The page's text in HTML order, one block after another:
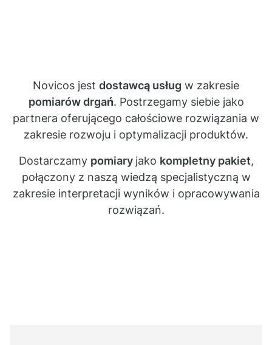
Novicos jest dostawcą usług w zakresie
pomiarów drgań. Postrzegamy siebie jako
partnera oferującego całościowe rozwiązania w
zakresie rozwoju i optymalizacji produktów.
Dostarczamy pomiary jako kompletny pakiet,
połączony z naszą wiedzą specjalistyczną w
zakresie interpretacji wyników i opracowywania
rozwiązań.